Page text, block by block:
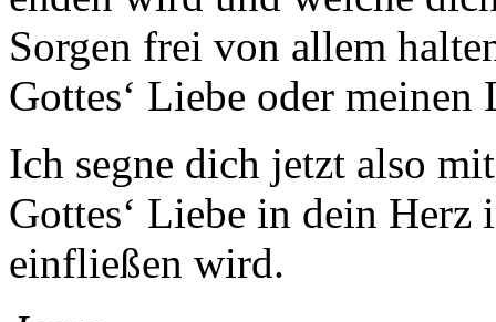
Sorgen frei von allem
Gottes‘ Liebe oder
Ich segne dich jetzt also
Gottes‘ Liebe in dein Herz
einfließen wird.